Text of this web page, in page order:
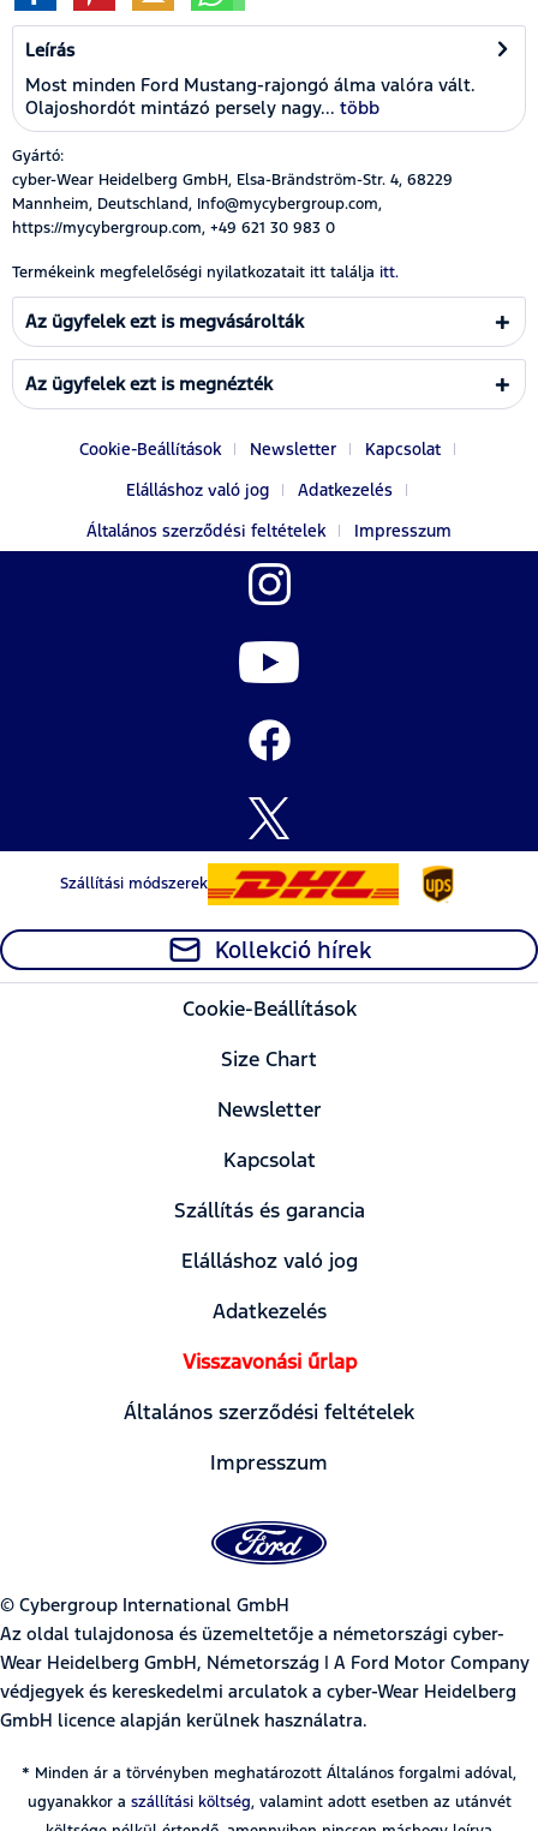
Leírás
Most minden Ford Mustang-rajongó álma valóra vált.
Olajoshordót mintázó persely nagy... több
Gyártó:
cyber-Wear Heidelberg GmbH, Elsa-Brändström-Str. 4, 68229
Mannheim, Deutschland, Info@mycybergroup.com,
https://mycybergroup.com, +49 621 30 983 0
Termékeink megfelelőségi nyilatkozatait itt találja itt.
Az ügyfelek ezt is megvásárolták
Az ügyfelek ezt is megnézték
Cookie-Beállítások Newsletter
Kapcsolat
Elálláshoz való jog
Adatkezelés
Általános szerződési feltételek
Impresszum
Szállítási módszerek
Kollekció hírek
Cookie-Beállítások
Size Chart
Newsletter
Kapcsolat
Szállítás és garancia
Elálláshoz való jog
Adatkezelés
Visszavonási űrlap
Általános szerződési feltételek
Impresszum
© Cybergroup International GmbH
Az oldal tulajdonosa és üzemeltetője a németországi cyber-
Wear Heidelberg GmbH, Németország | A Ford Motor Company
védjegyek és kereskedelmi arculatok a cyber-Wear Heidelberg
GmbH licence alapján kerülnek használatra.
* Minden ár a törvényben meghatározott Általános forgalmi adóval,
ugyanakkor a szállítási költség, valamint adott esetben az utánvét